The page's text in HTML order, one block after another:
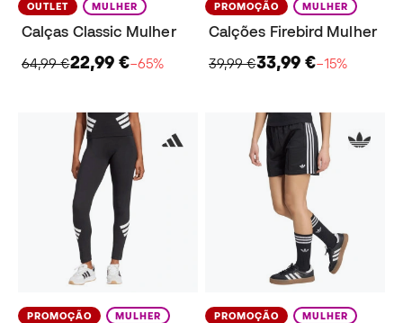
OUTLET MULHER
Calças Classic Mulher
64,99 €22,99 €−65%
PROMOÇÃO MULHER
Calções Firebird Mulher
39,99 €33,99 €−15%
PROMOÇÃO MULHER PROMOÇÃO MULHER